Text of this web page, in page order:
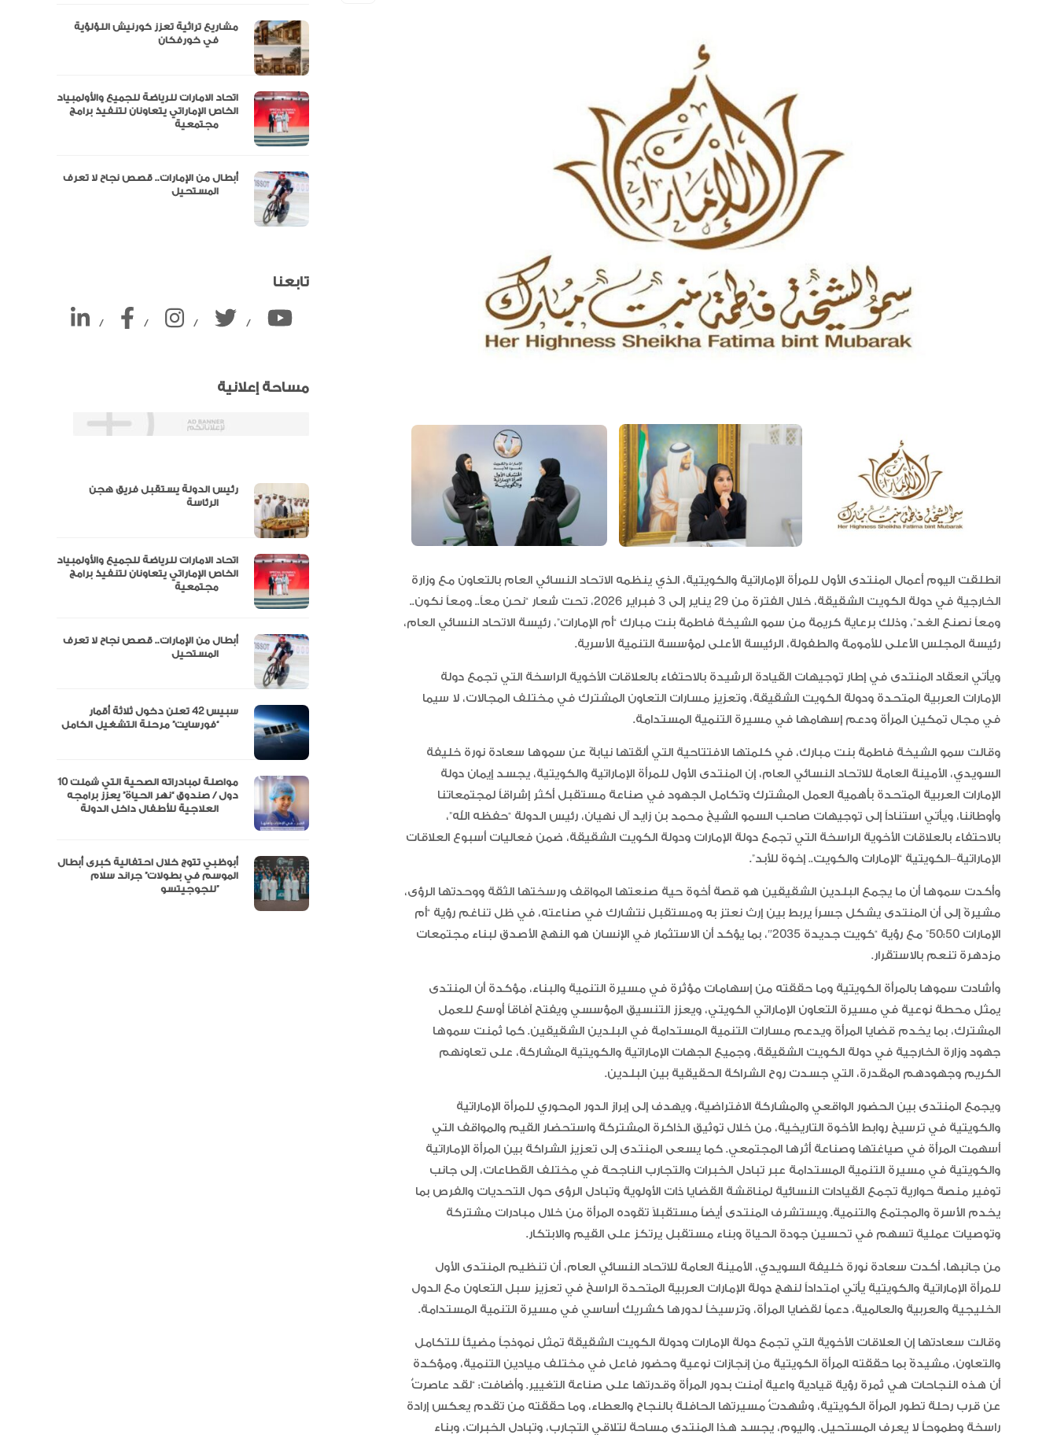
انطلقت اليوم أعمال المنتدى الأول للمرأة الإماراتية والكويتية، الذي ينظمه الاتحاد النسائي العام بالتعاون مع وزارة
الخارجية في دولة الكويت الشقيقة، خلال الفترة من 29 يناير إلى 3 فبراير 2026، تحت شعار “نحن معاً.. ومعاً نكون..
ومعاً نصنع الغد”، وذلك برعاية كريمة من سمو الشيخة فاطمة بنت مبارك “أم الإمارات”، رئيسة الاتحاد النسائي العام،
رئيسة المجلس الأعلى للأمومة والطفولة، الرئيسة الأعلى لمؤسسة التنمية الأسرية.
ويأتي انعقاد المنتدى في إطار توجيهات القيادة الرشيدة بالاحتفاء بالعلاقات الأخوية الراسخة التي تجمع دولة
الإمارات العربية المتحدة ودولة الكويت الشقيقة، وتعزيز مسارات التعاون المشترك في مختلف المجالات، لا سيما
في مجال تمكين المرأة ودعم إسهامها في مسيرة التنمية المستدامة.
وقالت سمو الشيخة فاطمة بنت مبارك، في كلمتها الافتتاحية التي ألقتها نيابةً عن سموها سعادة نورة خليفة
السويدي، الأمينة العامة للاتحاد النسائي العام، إن المنتدى الأول للمرأة الإماراتية والكويتية، يجسد إيمان دولة
الإمارات العربية المتحدة بأهمية العمل المشترك وتكامل الجهود في صناعة مستقبل أكثر إشراقاً لمجتمعاتنا
وأوطاننا، ويأتي استناداً إلى توجيهات صاحب السمو الشيخ محمد بن زايد آل نهيان، رئيس الدولة “حفظه الله”،
بالاحتفاء بالعلاقات الأخوية الراسخة التي تجمع دولة الإمارات ودولة الكويت الشقيقة، ضمن فعاليات أسبوع العلاقات
الإماراتية–الكويتية “الإمارات والكويت.. إخوة للأبد”.
وأكدت سموها أن ما يجمع البلدين الشقيقين هو قصة أخوة حية صنعتها المواقف ورسختها الثقة ووحدتها الرؤى،
مشيرةً إلى أن المنتدى يشكل جسراً يربط بين إرث نعتز به ومستقبل نتشارك في صناعته، في ظل تناغم رؤية “أم
الإمارات 50:50” مع رؤية “كويت جديدة 2035″، بما يؤكد أن الاستثمار في الإنسان هو النهج الأصدق لبناء مجتمعات
مزدهرة تنعم بالاستقرار.
وأشادت سموها بالمرأة الكويتية وما حققته من إسهامات مؤثرة في مسيرة التنمية والبناء، مؤكدة أن المنتدى
يمثل محطة نوعية في مسيرة التعاون الإماراتي الكويتي، ويعزز التنسيق المؤسسي ويفتح آفاقاً أوسع للعمل
المشترك، بما يخدم قضايا المرأة ويدعم مسارات التنمية المستدامة في البلدين الشقيقين. كما ثمنت سموها
جهود وزارة الخارجية في دولة الكويت الشقيقة، وجميع الجهات الإماراتية والكويتية المشاركة، على تعاونهم
الكريم وجهودهم المقدرة، التي جسدت روح الشراكة الحقيقية بين البلدين.
ويجمع المنتدى بين الحضور الواقعي والمشاركة الافتراضية، ويهدف إلى إبراز الدور المحوري للمرأة الإماراتية
والكويتية في ترسيخ روابط الأخوة التاريخية، من خلال توثيق الذاكرة المشتركة واستحضار القيم والمواقف التي
أسهمت المرأة في صياغتها وصناعة أثرها المجتمعي. كما يسعى المنتدى إلى تعزيز الشراكة بين المرأة الإماراتية
والكويتية في مسيرة التنمية المستدامة عبر تبادل الخبرات والتجارب الناجحة في مختلف القطاعات، إلى جانب
توفير منصة حوارية تجمع القيادات النسائية لمناقشة القضايا ذات الأولوية وتبادل الرؤى حول التحديات والفرص بما
يخدم الأسرة والمجتمع والتنمية. ويستشرف المنتدى أيضاً مستقبلاً تقوده المرأة من خلال مبادرات مشتركة
وتوصيات عملية تسهم في تحسين جودة الحياة وبناء مستقبل يرتكز على القيم والابتكار.
من جانبها، أكدت سعادة نورة خليفة السويدي، الأمينة العامة للاتحاد النسائي العام، أن تنظيم المنتدى الأول
للمرأة الإماراتية والكويتية يأتي امتداداً لنهج دولة الإمارات العربية المتحدة الراسخ في تعزيز سبل التعاون مع الدول
الخليجية والعربية والعالمية، دعماً لقضايا المرأة، وترسيخاً لدورها كشريك أساسي في مسيرة التنمية المستدامة.
وقالت سعادتها إن العلاقات الأخوية التي تجمع دولة الإمارات ودولة الكويت الشقيقة تمثل نموذجاً مضيئاً للتكامل
والتعاون، مشيدةً بما حققته المرأة الكويتية من إنجازات نوعية وحضور فاعل في مختلف ميادين التنمية، ومؤكدة
أن هذه النجاحات هي ثمرة رؤية قيادية واعية آمنت بدور المرأة وقدرتها على صناعة التغيير. وأضافت: “لقد عاصرتُ
عن قرب رحلة تطور المرأة الكويتية، وشهدتُ مسيرتها الحافلة بالنجاح والعطاء، وما حققته من تقدم يعكس إرادة
راسخة وطموحاً لا يعرف المستحيل. واليوم، يجسد هذا المنتدى مساحة لتلاقي التجارب، وتبادل الخبرات، وبناء
مشاريع تراثية تعزز كورنيش اللؤلؤية
اتحاد الامارات للرياضة للجميع والأولمبياد
الخاص الإماراتي يتعاونان لتنفيذ برامج
أبطال من الإمارات.. قصص نجاح لا تعرف
تابعنا
/ / / /
مساحة إعلانية
رئيس الدولة يستقبل فريق هجن
اتحاد الامارات للرياضة للجميع والأولمبياد
الخاص الإماراتي يتعاونان لتنفيذ برامج
أبطال من الإمارات.. قصص نجاح لا تعرف
سبيس 42 تعلن دخول ثلاثة أقمار
“فورسايت” مرحلة التشغيل الكامل
مواصلة لمبادراته الصحية التي شملت 10
دول / صندوق “نهر الحياة” يعزز برامجه
أبوظبي تتوج خلال احتفالية كبرى أبطال
الموسم في بطولات” جراند سلام
للجوجيتسو”
ميدالية و10 أرقام قياسية في كأس
الإمارات
الأدوية المبتكرة لتعزيز صحة المجتمع
ضمن الفئة “A”